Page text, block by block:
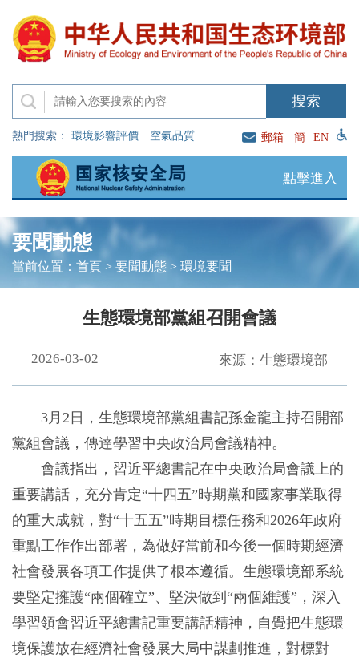
熱門搜索： 環境影響評價 空氣品質 郵箱 簡 EN
點擊進入
要聞動態
當前位置： 首頁> 要聞動態> 環境要聞
生態環境部黨組召開會議
2026-03-02 來源：生態環境部
3月2日，生態環境部黨組書記孫金龍主持召開部
黨組會議，傳達學習中央政治局會議精神。
會議指出，習近平總書記在中央政治局會議上的
重要講話，充分肯定“十四五”時期黨和國家事業取得
的重大成就，對“十五五”時期目標任務和2026年政府
重點工作作出部署，為做好當前和今後一個時期經濟
社會發展各項工作提供了根本遵循。生態環境部系統
要堅定擁護“兩個確立”、堅決做到“兩個維護”，深入
學習領會習近平總書記重要講話精神，自覺把生態環
境保護放在經濟社會發展大局中謀劃推進，對標對